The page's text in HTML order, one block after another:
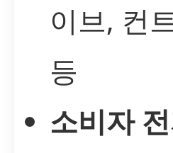
이브, 컨
등
소비자